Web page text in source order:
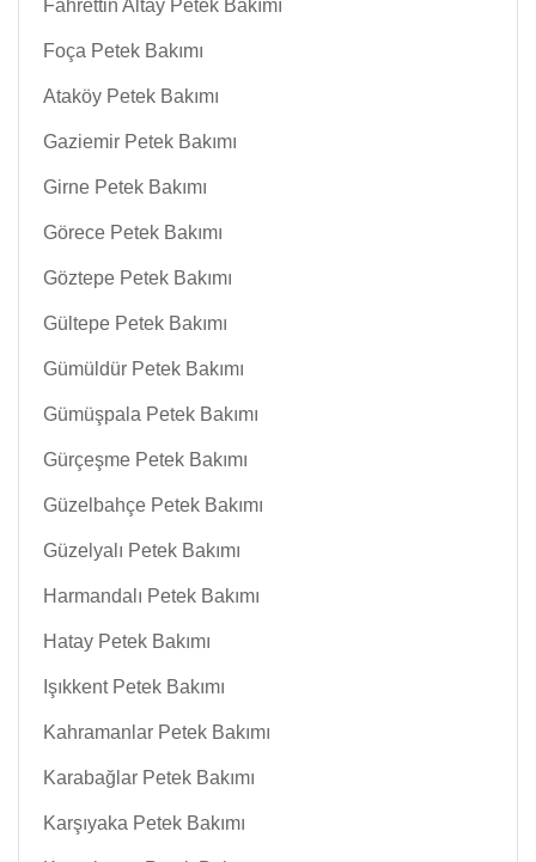
Fahrettin Altay Petek Bakımı
Foça Petek Bakımı
Ataköy Petek Bakımı
Gaziemir Petek Bakımı
Girne Petek Bakımı
Görece Petek Bakımı
Göztepe Petek Bakımı
Gültepe Petek Bakımı
Gümüldür Petek Bakımı
Gümüşpala Petek Bakımı
Gürçeşme Petek Bakımı
Güzelbahçe Petek Bakımı
Güzelyalı Petek Bakımı
Harmandalı Petek Bakımı
Hatay Petek Bakımı
Işıkkent Petek Bakımı
Kahramanlar Petek Bakımı
Karabağlar Petek Bakımı
Karşıyaka Petek Bakımı